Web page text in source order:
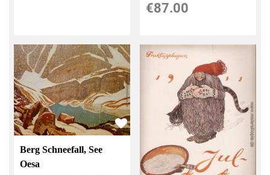
€87.00
Berg Schneefall, See
Oesa